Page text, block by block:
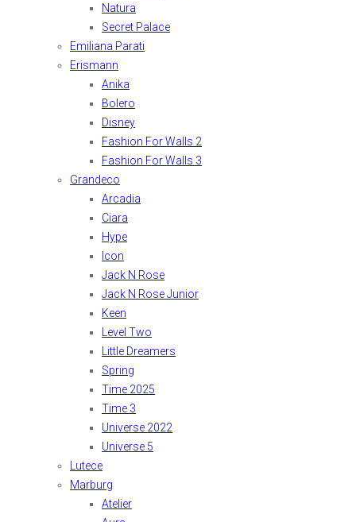
Natura
Secret Palace
Emiliana Parati
Erismann
Anika
Bolero
Disney
Fashion For Walls 2
Fashion For Walls 3
Grandeco
Arcadia
Ciara
Hype
Icon
Jack N Rose
Jack N Rose Junior
Keen
Level Two
Little Dreamers
Spring
Time 2025
Time 3
Universe 2022
Universe 5
Lutece
Marburg
Atelier